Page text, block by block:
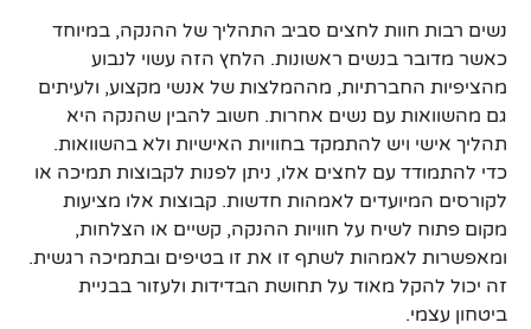
נשים רבות חוות לחצים סביב התהליך של ההנקה, במיוחד
כאשר מדובר בנשים ראשונות. הלחץ הזה עשוי לנבוע
מהציפיות החברתיות, מההמלצות של אנשי מקצוע, ולעיתים
גם מהשוואות עם נשים אחרות. חשוב להבין שהנקה היא
תהליך אישי ויש להתמקד בחוויות האישיות ולא בהשוואות.
כדי להתמודד עם לחצים אלו, ניתן לפנות לקבוצות תמיכה או
לקורסים המיועדים לאמהות חדשות. קבוצות אלו מציעות
מקום פתוח לשיח על חוויות ההנקה, קשיים או הצלחות,
ומאפשרות לאמהות לשתף זו את זו בטיפים ובתמיכה רגשית.
זה יכול להקל מאוד על תחושת הבדידות ולעזור בבניית
ביטחון עצמי.